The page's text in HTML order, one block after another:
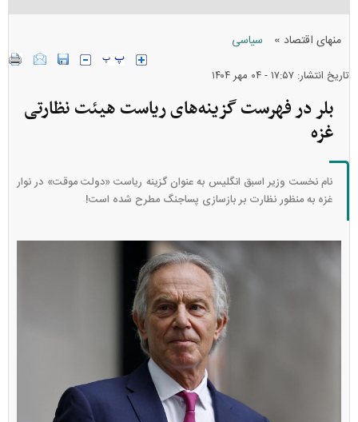
منهای اقتصاد » سیاسی
تاریخ انتشار: ۱۷:۵۷ - ۰۴ مهر ۱۴۰۴
بلر در فهرست گزینه‌های ریاست هیئت نظارتی
غزه
نام نخست وزیر اسبق انگلیس به عنوان گزینه ریاست «دولت موقت» در نوار
غزه به منظور نظارت بر بازسازی پساجنگ مطرح شده است!